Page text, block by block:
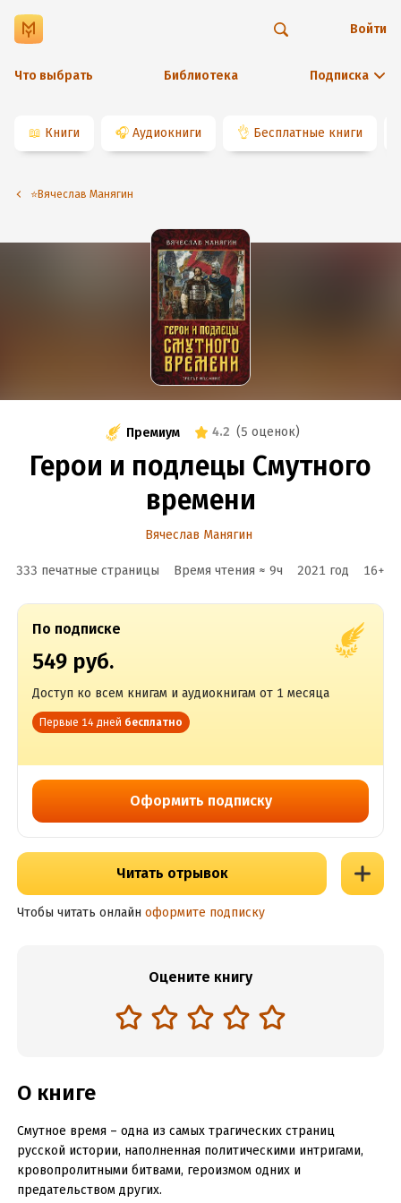
Что выбрать Библиотека Подписка
Войти
📖 Книги 🎧 Аудиокниги 👌 Бесплатные книги
⭐️Вячеслав Манягин
Премиум 4.2 (5 оценок)
Герои и подлецы Смутного
времени
Вячеслав Манягин
333 печатные страницы Время чтения ≈ 9ч 2021 год 16+
По подписке
549 руб.
Доступ ко всем книгам и аудиокнигам от 1 месяца
Первые 14 дней бесплатно
Оформить подписку
Читать отрывок
Чтобы читать онлайн оформите подписку
Оцените книгу
О книге
Смутное время – одна из самых трагических страниц
русской истории, наполненная политическими интригами,
кровопролитными битвами, героизмом одних и
предательством других.